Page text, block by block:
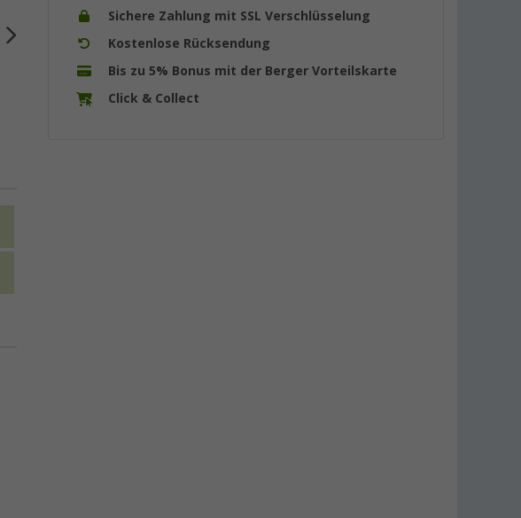
Sichere Zahlung mit SSL Verschlüsselung
Kostenlose Rücksendung
Bis zu 5% Bonus mit der Berger Vorteilskarte
Click & Collect
Cadac Soft Soak Bürste für
Keramik-, Chrom-, Gusseisen-
und emaillierten Oberflächen
(5)
Enders Transporttasche für
Enders Gasgrill Explorer